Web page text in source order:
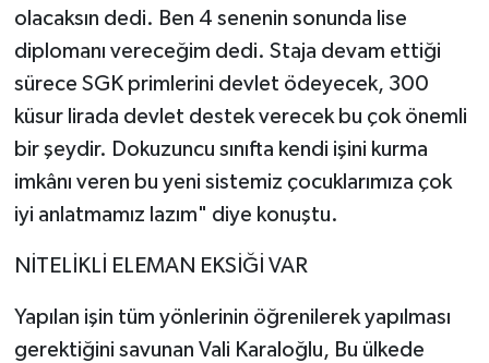
olacaksın dedi. Ben 4 senenin sonunda lise
diplomanı vereceğim dedi. Staja devam ettiği
sürece SGK primlerini devlet ödeyecek, 300
küsur lirada devlet destek verecek bu çok önemli
bir şeydir. Dokuzuncu sınıfta kendi işini kurma
imkânı veren bu yeni sistemiz çocuklarımıza çok
iyi anlatmamız lazım" diye konuştu.
NİTELİKLİ ELEMAN EKSİĞİ VAR
Yapılan işin tüm yönlerinin öğrenilerek yapılması
gerektiğini savunan Vali Karaloğlu, Bu ülkede